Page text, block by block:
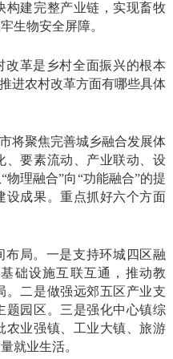
构建完整产业链，实现畜牧
生物安全屏障。
改革是乡村全面振兴的根本
进农村改革方面有哪些具体
将聚焦完善城乡融合发展体
、要素流动、产业联动、设
理融合”向“功能融合”的提
设成果。重点抓好六个方面
局。一是支持环城四区融
础设施互联互通，推动教
。二是做强远郊五区产业支
题园区。三是强化中心镇综
农业强镇、工业大镇、旅游
就业生活。